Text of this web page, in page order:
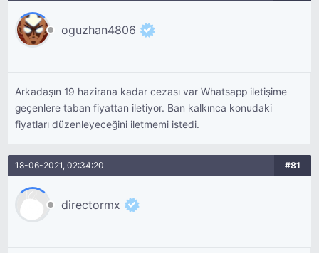
oguzhan4806
Arkadaşın 19 hazirana kadar cezası var Whatsapp iletişime
geçenlere taban fiyattan iletiyor. Ban kalkınca konudaki
fiyatları düzenleyeceğini iletmemi istedi.
18-06-2021, 02:34:20 #81
directormx